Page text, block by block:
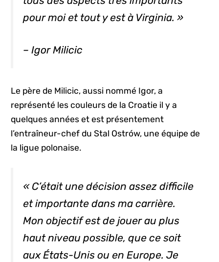
pour moi et tout y est à Virginia. »
– Igor Milicic
Le père de Milicic, aussi nommé Igor, a
représenté les couleurs de la Croatie il y a
quelques années et est présentement
l’entraîneur-chef du Stal Ostrów, une équipe de
la ligue polonaise.
« C’était une décision assez difficile
et importante dans ma carrière.
Mon objectif est de jouer au plus
haut niveau possible, que ce soit
aux États-Unis ou en Europe. Je